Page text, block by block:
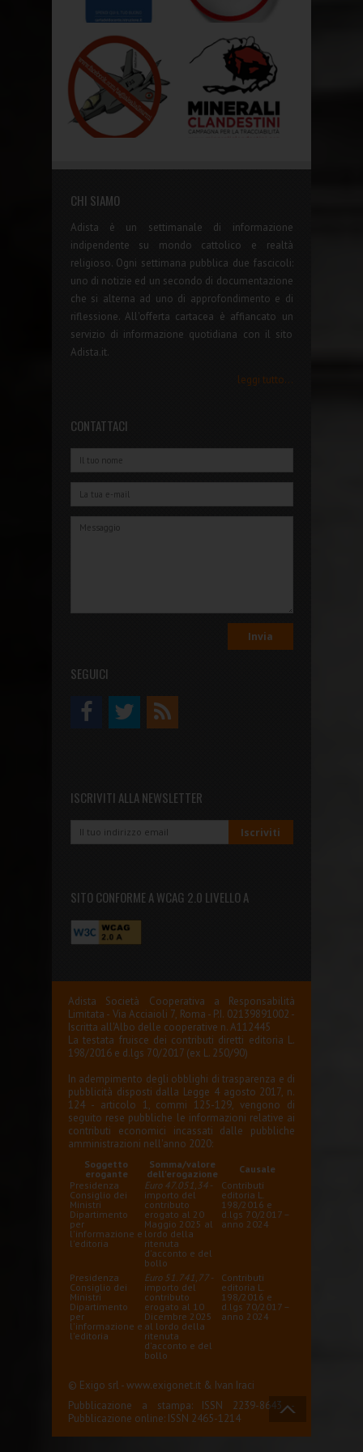
CHI SIAMO
Adista è un settimanale di informazione
indipendente su mondo cattolico e realtà
religioso. Ogni settimana pubblica due fascicoli:
uno di notizie ed un secondo di documentazione
che si alterna ad uno di approfondimento e di
riflessione. All'offerta cartacea è affiancato un
servizio di informazione quotidiana con il sito
Adista.it.
leggi tutto...
CONTATTACI
SEGUICI
ISCRIVITI ALLA NEWSLETTER
SITO CONFORME A WCAG 2.0 LIVELLO A
Adista Società Cooperativa a Responsabilità
Limitata - Via Acciaioli 7, Roma - P.I. 02139891002 -
Iscritta all'Albo delle cooperative n. A112445
La testata fruisce dei contributi diretti editoria L.
198/2016 e d.lgs 70/2017 (ex L. 250/90)
In adempimento degli obblighi di trasparenza e di
pubblicità disposti dalla Legge 4 agosto 2017, n.
124 - articolo 1, commi 125-129, vengono di
seguito rese pubbliche le informazioni relative ai
contributi economici incassati dalle pubbliche
amministrazioni nell'anno 2020:
Soggetto
erogante
Somma/valore
dell'erogazione
Causale
Presidenza
Consiglio dei
Ministri
Dipartimento
per
l'informazione e
l'editoria
Euro 47.051,34 -
importo del
contributo
erogato al 20
Maggio 2025 al
lordo della
ritenuta
d'acconto e del
bollo
Contributi
editoria L.
198/2016 e
d.lgs 70/2017 –
anno 2024
Presidenza
Consiglio dei
Ministri
Dipartimento
per
l'informazione e
l'editoria
Euro 51.741,77 -
importo del
contributo
erogato al 10
Dicembre 2025
al lordo della
ritenuta
d'acconto e del
bollo
Contributi
editoria L.
198/2016 e
d.lgs 70/2017 –
anno 2024
© Exigo srl -www.exigonet.it & Ivan Iraci
Pubblicazione a stampa: ISSN 2239-8643 -
Pubblicazione online: ISSN 2465-1214